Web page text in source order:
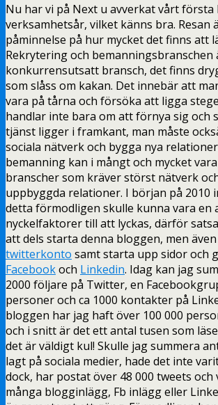
Nu har vi på Next u avverkat vårt första
verksamhetsår, vilket känns bra. Resan
påminnelse på hur mycket det finns att
Rekrytering och
konkurrensutsatt bransch, det finns
som slåss om kakan. Det innebär att
vara på tårna och försöka att ligga
handlar inte bara om att förnya sig och
tjänst ligger i framkant, man måste
sociala nätverk och bygga nya
bemanning kan i mångt och mycket
branscher som kräver störst nätverk
uppbyggda relationer. I början på 2010
detta förmodligen skulle kunna vara en
nyckelfaktorer till att lyckas, därför
att dels starta denna bloggen, men
twitterkonto samt starta upp sidor och
Facebookoch Linkedin. Idag kan jag
2000 följare på Twitter, en
personer och ca 1000 kontakter på
bloggen har jag haft över 100 000
och i snitt är det ett antal tusen som
det är väldigt kul! Skulle jag summera
lagt på sociala medier, hade det inte
dock, har postat över 48 000 tweets
många blogginlägg, Fb inlägg eller